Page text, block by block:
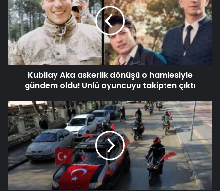
Kubilay Aka askerlik dönüşü o hamlesiyle
gündem oldu! Ünlü oyuncuyu takipten çıktı